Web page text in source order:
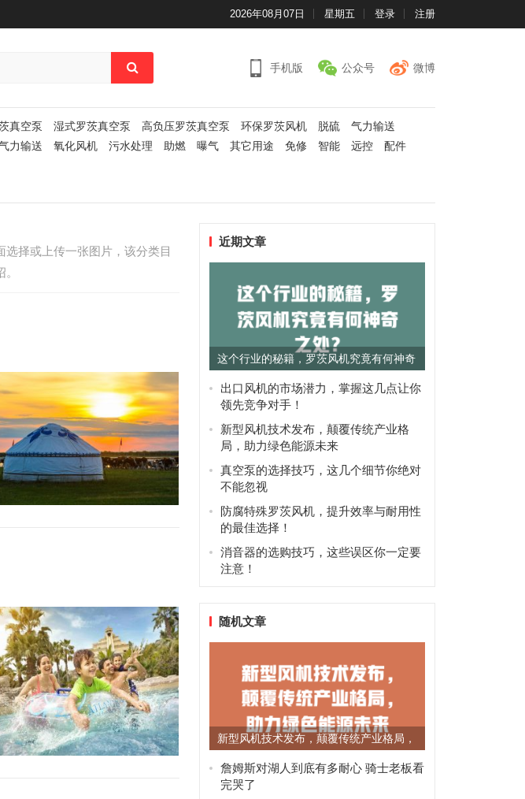
2026年08月07日 星期五 登录 注册
手机版 公众号 微博
真空泵 湿式罗茨真空泵 高负压罗茨真空泵 环保罗茨风机 脱硫
气力输送
力输送 氧化风机 污水处理 助燃 曝气 其它用途 免修 智能 远控
配件
择或上传一张图片，该分类目
近期文章
这个行业的秘籍，罗茨风机究竟有何神奇
之处？
出口风机的市场潜力，掌握这几点让你
领先竞争对手！
新型风机技术发布，颠覆传统产业格
局，助力绿色能源未来
真空泵的选择技巧，这几个细节你绝对
不能忽视
防腐特殊罗茨风机，提升效率与耐用性
的最佳选择！
消音器的选购技巧，这些误区你一定要
注意！
随机文章
新型风机技术发布，颠覆传统产业格局，
助力绿色能源未来
詹姆斯对湖人到底有多耐心 骑士老板看
完哭了